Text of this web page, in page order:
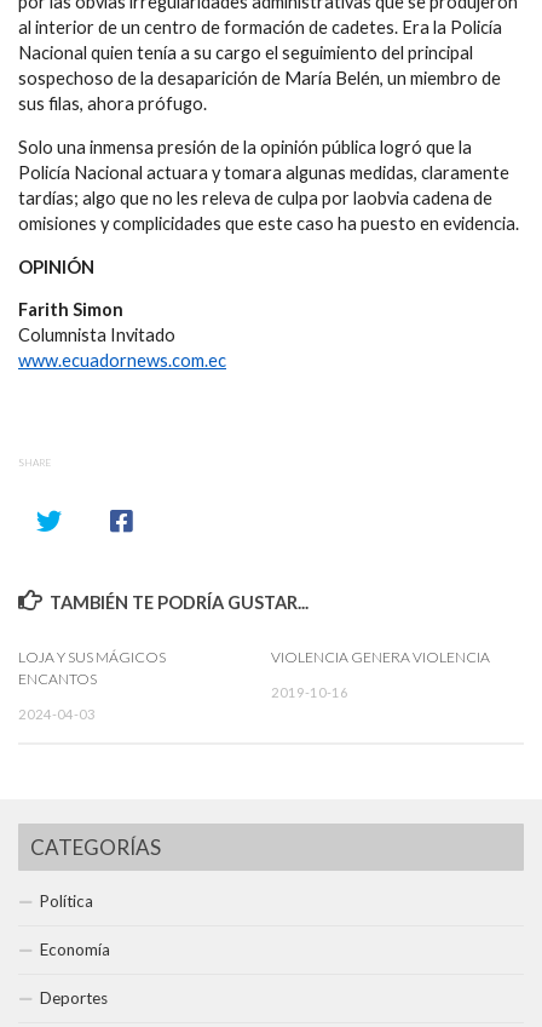
al interior de un centro de formación de cadetes. Era la Policía
Nacional quien tenía a su cargo el seguimiento del principal
sospechoso de la desaparición de María Belén, un miembro de
sus filas, ahora prófugo.
Solo una inmensa presión de la opinión pública logró que la
Policía Nacional actuara y tomara algunas medidas, claramente
tardías; algo que no les releva de culpa por laobvia cadena de
omisiones y complicidades que este caso ha puesto en evidencia.
OPINIÓN
Farith Simon
Columnista Invitado
www.ecuadornews.com.ec
SHARE
TAMBIÉN TE PODRÍA GUSTAR...
LOJA Y SUS MÁGICOS
ENCANTOS
2024-04-03
VIOLENCIA GENERA VIOLENCIA
2019-10-16
CATEGORÍAS
Política
Economía
Deportes